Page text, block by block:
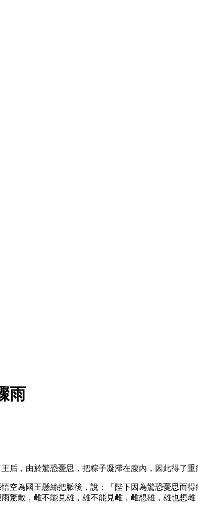
雨
后，由於驚恐憂思，把粽子凝滯在腹內，因此得了重
空為國王懸絲把脈後，說：「陛下因為驚恐憂思而
驚散，雌不能見雄，雄不能見雌，雌想雄，雄也想